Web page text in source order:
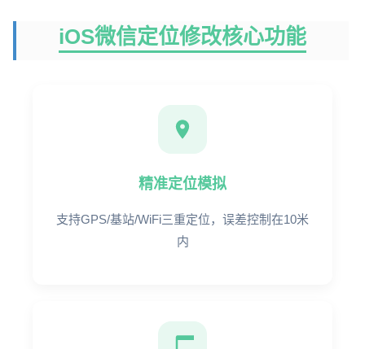
iOS微信定位修改核心功能
精准定位模拟
支持GPS/基站/WiFi三重定位，误差控制在10米
内